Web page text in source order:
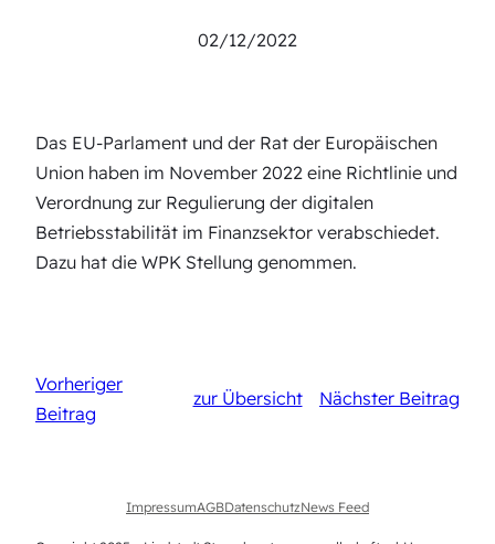
02/12/2022
Das EU-Parlament und der Rat der Europäischen
Union haben im November 2022 eine Richtlinie und
Verordnung zur Regulierung der digitalen
Betriebsstabilität im Finanzsektor verabschiedet.
Dazu hat die WPK Stellung genommen.
Vorheriger
Beitrag
zur Übersicht Nächster Beitrag
ImpressumAGBDatenschutzNews Feed